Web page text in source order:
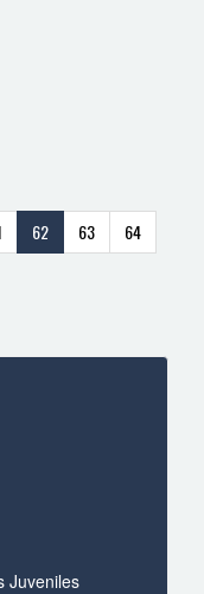
62 63
64
Juveniles